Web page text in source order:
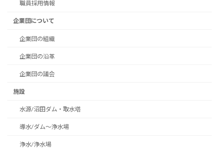
職員採用情報
企業団について
企業団の組織
企業団の沿革
企業団の議会
施設
水源/沼田ダム・取水塔
導水/ダム～浄水場
浄水/浄水場